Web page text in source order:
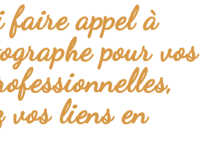
faire appel à
pour vos
vos liens en